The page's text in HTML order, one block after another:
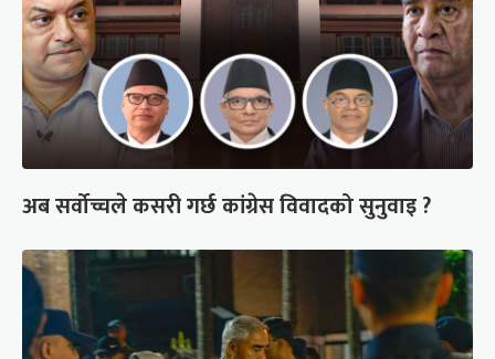
अब सर्वोच्चले कसरी गर्छ कांग्रेस विवादको सुनुवाइ ?